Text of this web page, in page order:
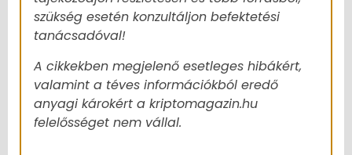
szükség esetén konzultáljon befektetési
tanácsadóval!
A cikkekben megjelenő esetleges hibákért,
valamint a téves információkból eredő
anyagi károkért a kriptomagazin.hu
felelősséget nem vállal.